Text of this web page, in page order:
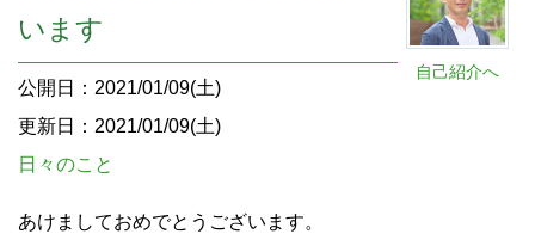
自己紹介へ
います
公開日：2021/01/09(土)
更新日：2021/01/09(土)
日々のこと
あけましておめでとうございます。